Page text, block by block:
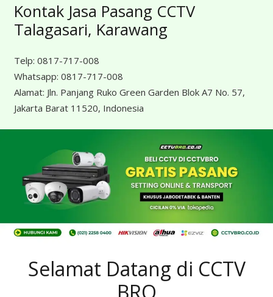
Kontak Jasa Pasang CCTV
Talagasari, Karawang
Telp: 0817-717-008
Whatsapp: 0817-717-008
Alamat: Jln. Panjang Ruko Green Garden Blok A7 No. 57,
Jakarta Barat 11520, Indonesia
Selamat Datang di CCTV
BRO